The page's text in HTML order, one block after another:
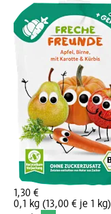
1,30 €
0,1 kg (13,00 € je 1 kg)